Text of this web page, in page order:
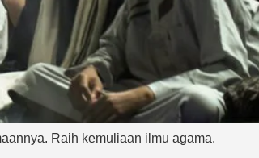
Raih kemuliaan ilmu agama.